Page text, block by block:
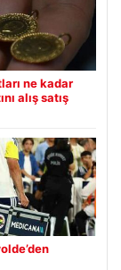
ne kadar
alış satış